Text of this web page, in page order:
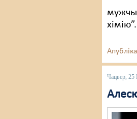
хімію”.
Чацвер, 25